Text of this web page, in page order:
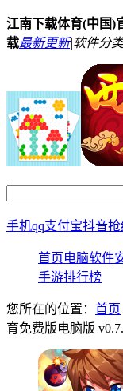
江南下载体育(中国)
载最新更新|软件分
手机qq支付宝抖音抢
首页电脑软件
手游排行榜
您所在的位置： 首页
育免费版电脑版